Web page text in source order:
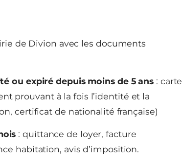
de Divion avec les documents
ou expiré depuis moins de 5 ans : carte
prouvant à la fois l’identité et la
certificat de nationalité française)
: quittance de loyer, facture
habitation, avis d’imposition.